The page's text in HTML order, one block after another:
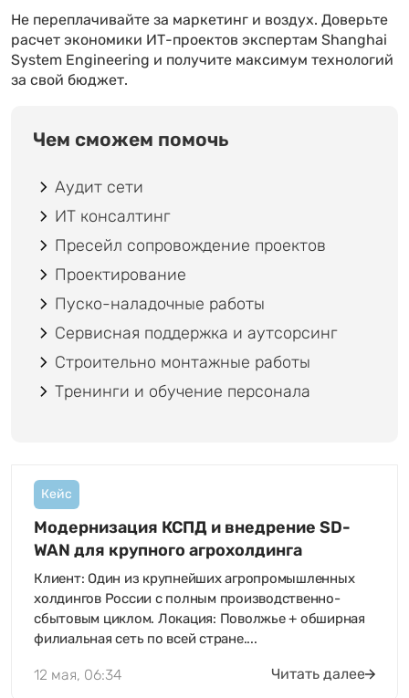
Не переплачивайте за маркетинг и воздух. Доверьте
расчет экономики ИТ-проектов экспертам Shanghai
System Engineering и получите максимум технологий
за свой бюджет.
Чем сможем помочь
Аудит сети
ИТ консалтинг
Пресейл сопровождение проектов
Проектирование
Пуско-наладочные работы
Сервисная поддержка и аутсорсинг
Строительно монтажные работы
Тренинги и обучение персонала
Кейс
Модернизация КСПД и внедрение SD-
WAN для крупного агрохолдинга
Клиент: Один из крупнейших агропромышленных
холдингов России с полным производственно-
сбытовым циклом. Локация: Поволжье + обширная
филиальная сеть по всей стране....
12 мая, 06:34 Читать далее